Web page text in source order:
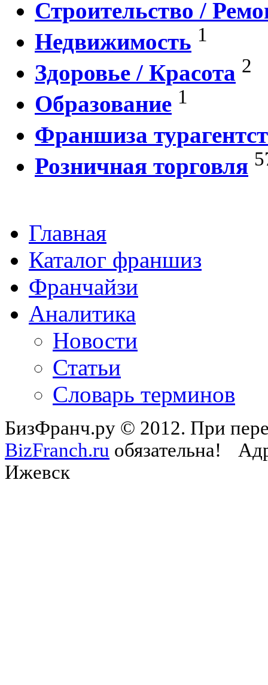
Строительство /
Недвижимость 1
Здоровье / Красота 2
Образование 1
Франшиза
Розничная торговля
Главная
Каталог франшиз
Франчайзи
Аналитика
Новости
Статьи
Словарь терминов
БизФранч.ру © 2012. При
BizFranch.ru обязательна!
Ижевск